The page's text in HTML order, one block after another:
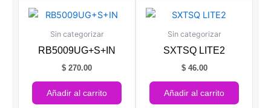
Sin categorizar
RB5009UG+S+IN
$ 270.00
Añadir al carrito
Sin categorizar
SXTSQ LITE2
$46.00
Añadir al carrito